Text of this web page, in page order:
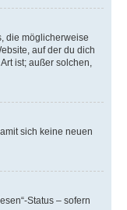
die möglicherweise
auf der du dich
ist; außer solchen,
sich keine neuen
Status – sofern